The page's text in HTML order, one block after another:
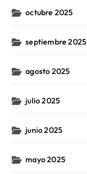
octubre 2025
septiembre 2025
agosto 2025
julio 2025
junio 2025
mayo 2025